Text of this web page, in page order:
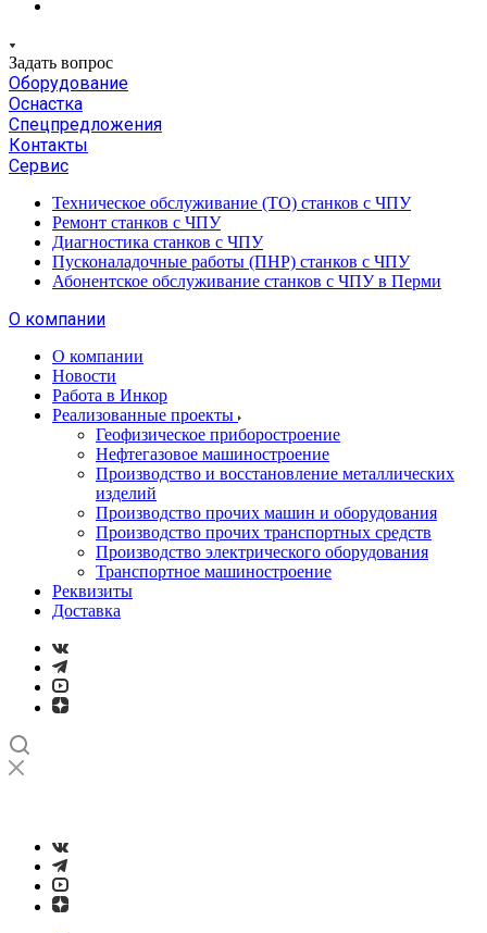
Задать вопрос
Оборудование
Оснастка
Спецпредложения
Контакты
Сервис
Техническое обслуживание (ТО) станков с ЧПУ
Ремонт станков с ЧПУ
Диагностика станков с ЧПУ
Пусконаладочные работы (ПНР) станков с ЧПУ
Абонентское обслуживание станков с ЧПУ в Перми
О компании
О компании
Новости
Работа в Инкор
Реализованные проекты
Геофизическое приборостроение
Нефтегазовое машиностроение
Производство и восстановление металлических
изделий
Производство прочих машин и оборудования
Производство прочих транспортных средств
Производство электрического оборудования
Транспортное машиностроение
Реквизиты
Доставка